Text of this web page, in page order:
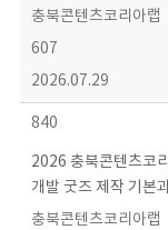
충북콘텐츠코리아랩
607
2026.07.29
840
2026 충북콘텐츠코
개발 굿즈 제작 기본
충북콘텐츠코리아랩